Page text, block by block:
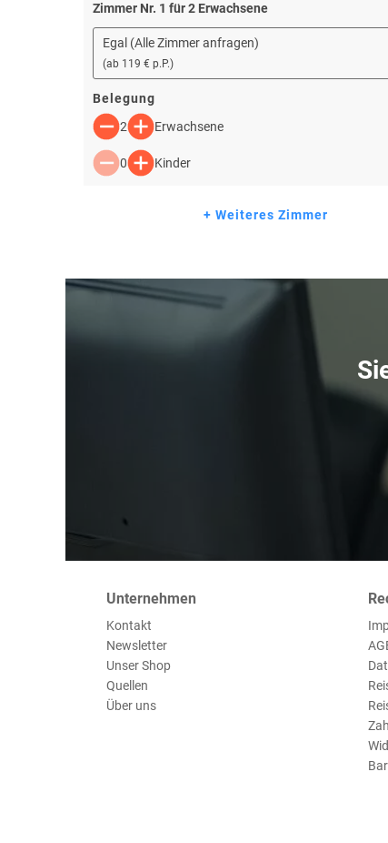
Zimmer Nr. 1 für2 Erwachsene
Egal (Alle Zimmer anfragen)
(ab 119 € p.P.)
Belegung
2
Erwachsene
0 Kinder
+ Weiteres Zimmer
Unternehmen
Kontakt
Newsletter
Unser Shop
Quellen
Über uns